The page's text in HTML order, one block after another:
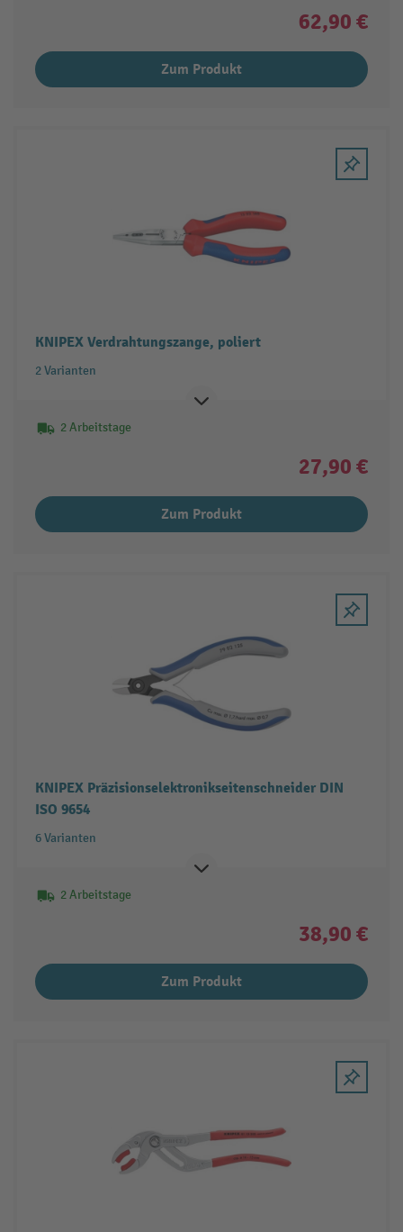
62,90 €
Zum Produkt
KNIPEX Verdrahtungszange, poliert
2 Varianten
2 Arbeitstage
27,90 €
Zum Produkt
KNIPEX Präzisionselektronikseitenschneider DIN
ISO 9654
6 Varianten
2 Arbeitstage
38,90 €
Zum Produkt